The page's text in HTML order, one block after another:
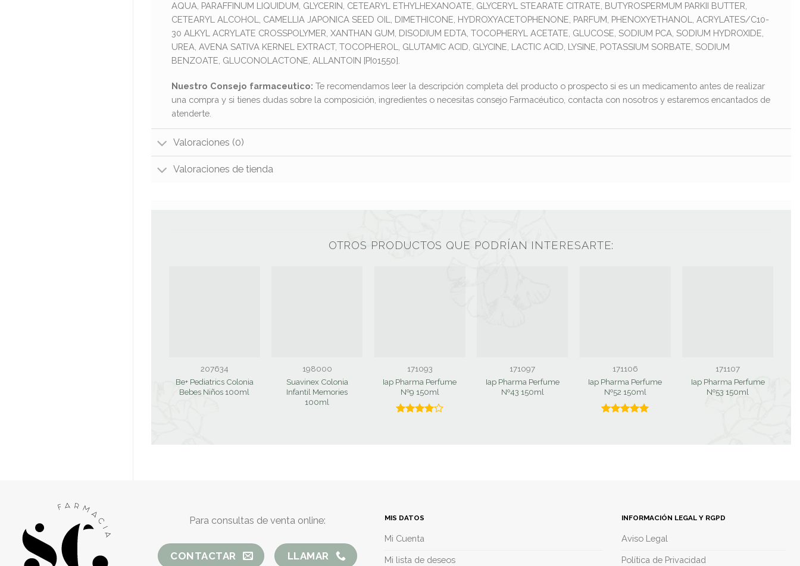
AQUA, PARAFFINUM LIQUIDUM, GLYCERIN, CETEARYL ETHYLHEXANOATE, GLYCERYL STEARATE CITRATE, BUTYROSPERMUM PARKII BUTTER,
CETEARYL ALCOHOL, CAMELLIA JAPONICA SEED OIL, DIMETHICONE, HYDROXYACETOPHENONE, PARFUM, PHENOXYETHANOL, ACRYLATES/C10-
30 ALKYL ACRYLATE CROSSPOLYMER, XANTHAN GUM, DISODIUM EDTA, TOCOPHERYL ACETATE, GLUCOSE, SODIUM PCA, SODIUM HYDROXIDE,
UREA, AVENA SATIVA KERNEL EXTRACT, TOCOPHEROL, GLUTAMIC ACID, GLYCINE, LACTIC ACID, LYSINE, POTASSIUM SORBATE, SODIUM
BENZOATE, GLUCONOLACTONE, ALLANTOIN [PI01550].
Nuestro Consejo farmaceutico: Te recomendamos leer la descripción completa del producto o prospecto si es un medicamento antes de realizar
una compra y si tienes dudas sobre la composición, ingredientes o necesitas consejo Farmacéutico, contacta con nosotros y estaremos encantados de
atenderte.
Valoraciones (0)
Valoraciones de tienda
OTROS PRODUCTOS QUE PODRÍAN INTERESARTE:
207634
Be+ Pediatrics Colonia
Bebes Niños 100ml
198000
Suavinex Colonia
Infantil Memories
100ml
171093
Iap Pharma Perfume
Nº9 150ml
171097
Iap Pharma Perfume
Nº43 150ml
171106
Iap Pharma Perfume
Nº52 150ml
171107
Iap Pharma Perfume
Nº53 150ml
Para consultas de venta online:
CONTACTAR LLAMAR
MIS DATOS
Mi Cuenta
Mi lista de deseos
INFORMACIÓN LEGAL Y RGPD
Aviso Legal
Política de Privacidad